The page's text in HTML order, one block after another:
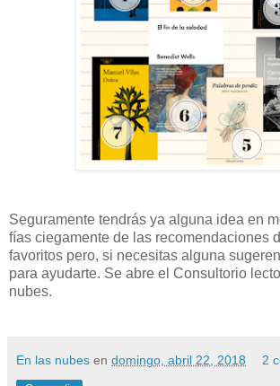
Seguramente tendrás ya alguna idea en
fías ciegamente de las recomendaciones
favoritos pero, si necesitas alguna
para ayudarte. Se abre el Consultorio
nubes.
En las nubes en domingo, abril 22, 2018 2